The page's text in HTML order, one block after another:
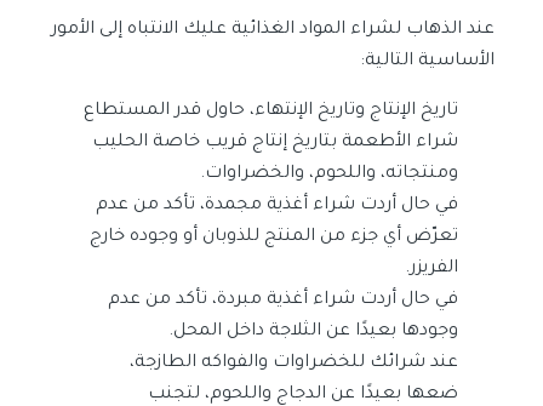
عند الذهاب لشراء المواد الغذائية عليك الانتباه إلى الأمور
الأساسية التالية:
تاريخ الإنتاج وتاريخ الإنتهاء، حاول قدر المستطاع
شراء الأطعمة بتاريخ إنتاج قريب خاصة الحليب
ومنتجاته، واللحوم، والخضراوات.
في حال أردت شراء أغذية مجمدة، تأكد من عدم
تعرّض أي جزء من المنتج للذوبان أو وجوده خارج
الفريزر.
في حال أردت شراء أغذية مبردة، تأكد من عدم
وجودها بعيدًا عن الثلاجة داخل المحل.
عند شرائك للخضراوات والفواكه الطازجة،
ضعها بعيدًا عن الدجاج واللحوم، لتجنب